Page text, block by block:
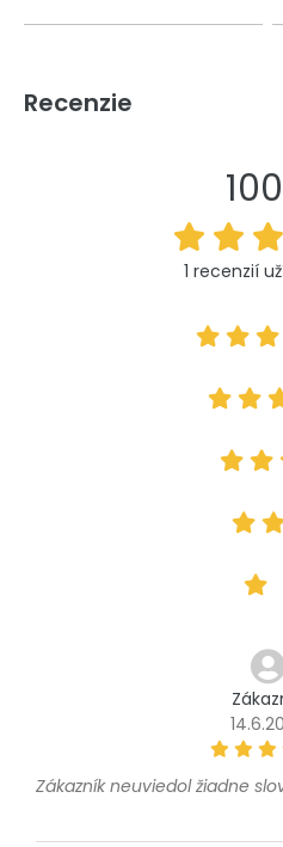
Recenzie
1 recenzií
Zákazník neuviedol žiadne